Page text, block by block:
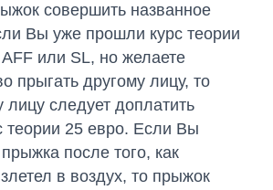
совершить названное
Вы уже прошли курс теории
или SL, но желаете
прыгать другому лицу, то
лицу следует доплатить
теории 25 евро. Если Вы
после того, как
в воздух, то прыжок